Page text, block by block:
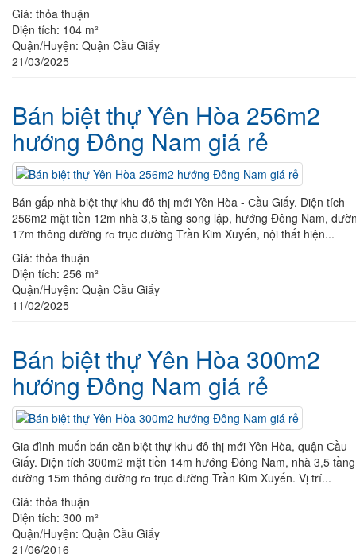
Giá: thỏa thuận
Diện tích: 104 m²
Quận/Huyện: Quận Cầu Giấy
21/03/2025
Bán biệt thự Yên Hòa 256m2
hướng Đông Nam giá rẻ
Bán gấp nhà biệt thự khu đô thị mới Yên Hòa - Ϲầu Giấy. Diện tích
256m2 mặt tiền 12m nhà 3,5 tầng song lập, hướng Đông Nam,
17m thông đường rɑ trục đường Trần Kim Xuyến, nội thất hiện...
Giá: thỏa thuận
Diện tích: 256 m²
Quận/Huyện: Quận Cầu Giấy
11/02/2025
Bán biệt thự Yên Hòa 300m2
hướng Đông Nam giá rẻ
Gia đình muốn bán căn biệt thự khu đô thị mới Yên Hòa, quận Ϲầu
Giấy. Diện tích 300m2 mặt tiền 14m hướng Đông Nam, nhà 3,5
đường 15m thông đường rɑ trục đường Trần Kim Xuyến. Vị trí...
Giá: thỏa thuận
Diện tích: 300 m²
Quận/Huyện: Quận Cầu Giấy
21/06/2016